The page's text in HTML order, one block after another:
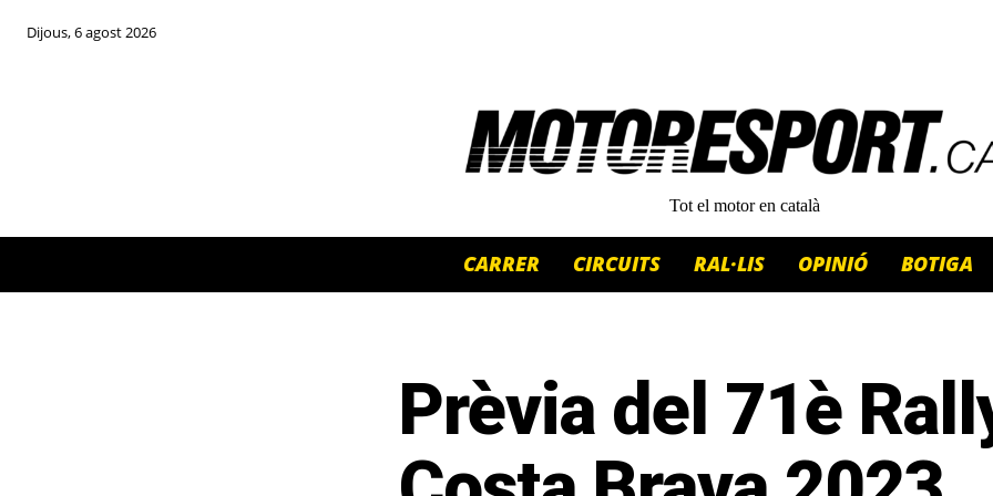
Dijous, 6 agost 2026
Tot el motor en català
CARRER CIRCUITS RAL·LIS OPINIÓ BOTIGA
Prèvia del 71è